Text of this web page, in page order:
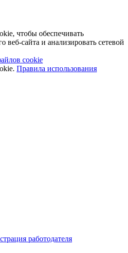
чтобы обеспечивать
веб-сайта и анализировать сетевой
cookie
Правила использования
работодателя